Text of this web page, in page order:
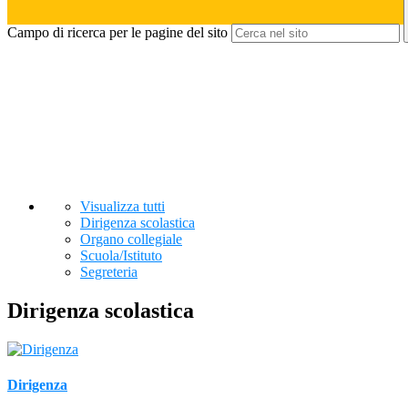
Campo di ricerca per le pagine del sito
Visualizza tutti
Dirigenza scolastica
Organo collegiale
Scuola/Istituto
Segreteria
Dirigenza scolastica
Dirigenza